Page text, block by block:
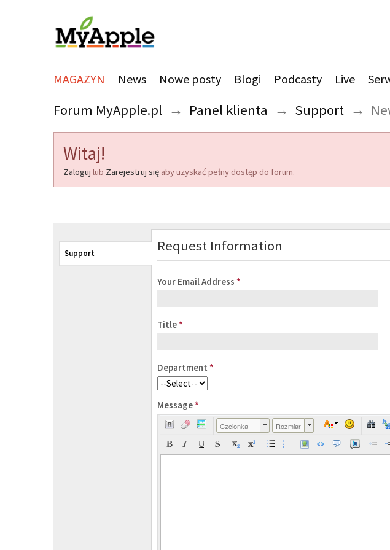
MAGAZYN News Nowe posty Blogi Podcasty Live
Forum MyApple.pl → Panel klienta → Support →
Witaj!
Zaloguj lub Zarejestruj się aby uzyskać pełny dostęp do forum.
Support Request Information
Your Email Address *
Title *
Department *
Message *
Czcionka Rozmiar